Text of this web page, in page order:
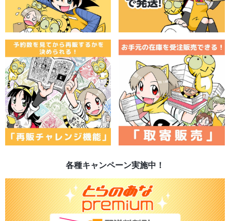
各種キャンペーン実施中！